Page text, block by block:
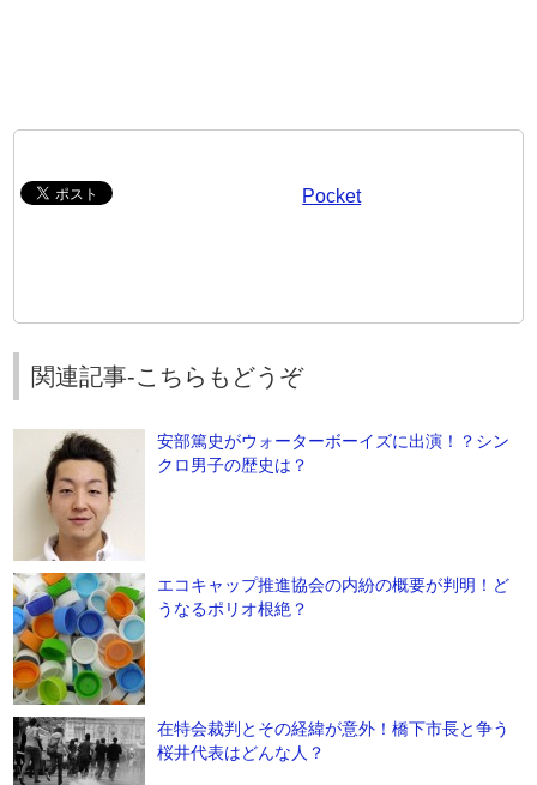
Pocket
関連記事-こちらもどうぞ
安部篤史がウォーターボーイズに出演！？シン
クロ男子の歴史は？
エコキャップ推進協会の内紛の概要が判明！ど
うなるポリオ根絶？
在特会裁判とその経緯が意外！橋下市長と争う
桜井代表はどんな人？